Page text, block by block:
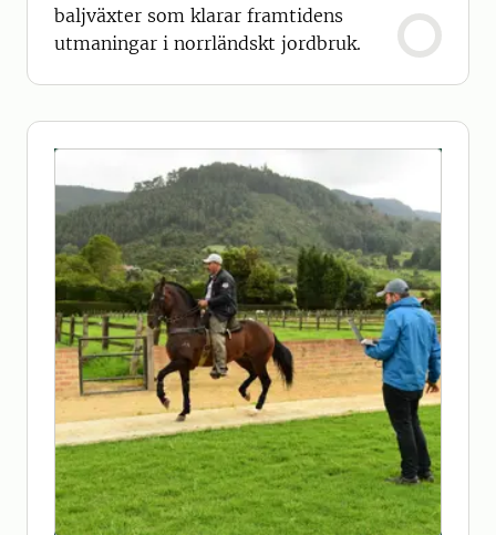
baljväxter som klarar framtidens
utmaningar i norrländskt jordbruk.